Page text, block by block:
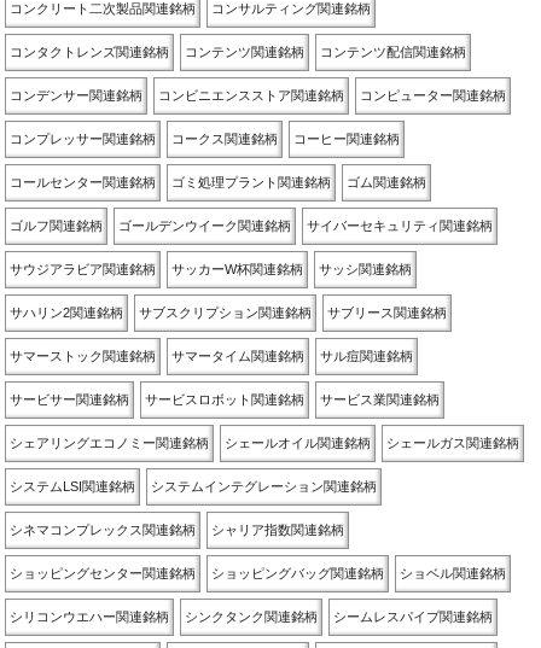
コンクリート二次製品関連銘柄 コンサルティング関連銘柄
コンタクトレンズ関連銘柄 コンテンツ関連銘柄 コンテンツ配信関連銘柄
コンデンサー関連銘柄 コンビニエンスストア関連銘柄 コンピューター関連銘柄
コンプレッサー関連銘柄 コークス関連銘柄 コーヒー関連銘柄
コールセンター関連銘柄 ゴミ処理プラント関連銘柄 ゴム関連銘柄
ゴルフ関連銘柄 ゴールデンウイーク関連銘柄 サイバーセキュリティ関連銘柄
サウジアラビア関連銘柄 サッカーW杯関連銘柄 サッシ関連銘柄
サハリン2関連銘柄 サブスクリプション関連銘柄 サブリース関連銘柄
サマーストック関連銘柄 サマータイム関連銘柄 サル痘関連銘柄
サービサー関連銘柄 サービスロボット関連銘柄 サービス業関連銘柄
シェアリングエコノミー関連銘柄 シェールオイル関連銘柄 シェールガス関連銘柄
システムLSI関連銘柄 システムインテグレーション関連銘柄
シネマコンプレックス関連銘柄 シャリア指数関連銘柄
ショッピングセンター関連銘柄 ショッピングバッグ関連銘柄 ショベル関連銘柄
シリコンウエハー関連銘柄 シンクタンク関連銘柄 シームレスパイプ関連銘柄